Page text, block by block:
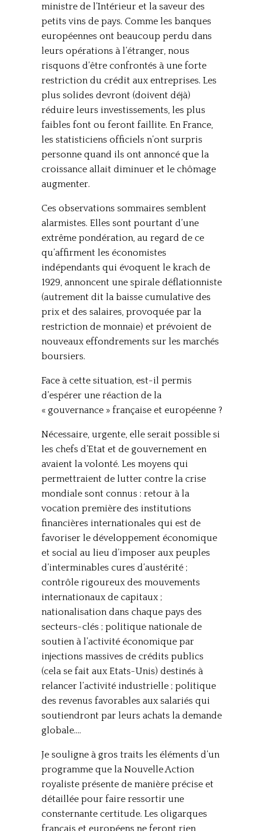
ministre de l’Intérieur et la saveur des
petits vins de pays. Comme les banques
européennes ont beaucoup perdu dans
leurs opérations à l’étranger, nous
risquons d’être confrontés à une forte
restriction du crédit aux entreprises. Les
plus solides devront (doivent déjà)
réduire leurs investissements, les plus
faibles font ou feront faillite. En France,
les statisticiens officiels n’ont surpris
personne quand ils ont annoncé que la
croissance allait diminuer et le chômage
augmenter.
Ces observations sommaires semblent
alarmistes. Elles sont pourtant d’une
extrême pondération, au regard de ce
qu’affirment les économistes
indépendants qui évoquent le krach de
1929, annoncent une spirale déflationniste
(autrement dit la baisse cumulative des
prix et des salaires, provoquée par la
restriction de monnaie) et prévoient de
nouveaux effondrements sur les marchés
boursiers.
Face à cette situation, est-il permis
d’espérer une réaction de la
« gouvernance » française et européenne ?
Nécessaire, urgente, elle serait possible si
les chefs d’Etat et de gouvernement en
avaient la volonté. Les moyens qui
permettraient de lutter contre la crise
mondiale sont connus : retour à la
vocation première des institutions
financières internationales qui est de
favoriser le développement économique
et social au lieu d’imposer aux peuples
d’interminables cures d’austérité ;
contrôle rigoureux des mouvements
internationaux de capitaux ;
nationalisation dans chaque pays des
secteurs-clés ; politique nationale de
soutien à l’activité économique par
injections massives de crédits publics
(cela se fait aux Etats-Unis) destinés à
relancer l’activité industrielle ; politique
des revenus favorables aux salariés qui
soutiendront par leurs achats la demande
globale….
Je souligne à gros traits les éléments d’un
programme que la Nouvelle Action
royaliste présente de manière précise et
détaillée pour faire ressortir une
consternante certitude. Les oligarques
français et européens ne feront rien,